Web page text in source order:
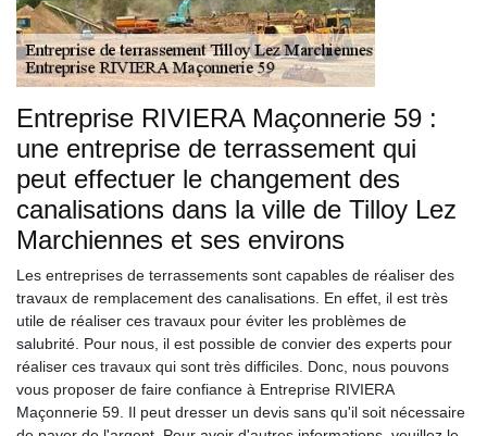
Entreprise RIVIERA Maçonnerie 59 :
une entreprise de terrassement qui
peut effectuer le changement des
canalisations dans la ville de Tilloy Lez
Marchiennes et ses environs
Les entreprises de terrassements sont capables de réaliser des
travaux de remplacement des canalisations. En effet, il est très
utile de réaliser ces travaux pour éviter les problèmes de
salubrité. Pour nous, il est possible de convier des experts pour
réaliser ces travaux qui sont très difficiles. Donc, nous pouvons
vous proposer de faire confiance à Entreprise RIVIERA
Maçonnerie 59. Il peut dresser un devis sans qu'il soit nécessaire